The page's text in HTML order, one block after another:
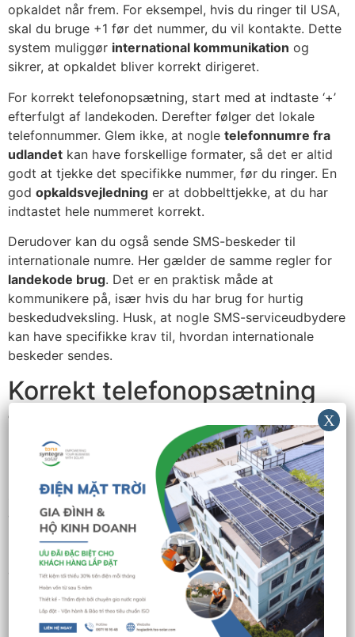
opkaldet når frem. For eksempel, hvis du ringer til USA,
skal du bruge +1 før det nummer, du vil kontakte. Dette
system muliggør international kommunikation og
sikrer, at opkaldet bliver korrekt dirigeret.
For korrekt telefonopsætning, start med at indtaste ‘+’
efterfulgt af landekoden. Derefter følger det lokale
telefonnummer. Glem ikke, at nogle telefonnumre fra
udlandet kan have forskellige formater, så det er altid
godt at tjekke det specifikke nummer, før du ringer. En
god opkaldsvejledning er at dobbelttjekke, at du har
indtastet hele nummeret korrekt.
Derudover kan du også sende SMS-beskeder til
internationale numre. Her gælder de samme regler for
landekode brug. Det er en praktisk måde at
kommunikere på, især hvis du har brug for hurtig
beskedudveksling. Husk, at nogle SMS-serviceudbydere
kan have specifikke krav til, hvordan internationale
beskeder sendes.
Korrekt telefonopsætning
for internationale opkald
Når du foretager telefonopkaldfra Danmark til
udlandet, er korrekt telefonopsætning afgørende for at
sikre, at dit opkald går igennem. Først og fremmest skal
du kende den relevante
landekodefor det land, du
ringer til. For eksempel, hvis du ringer til USA, skal du
bruge +1 før det lokale nummer. Dette er en essentiel
del afopkaldsvejledningen, da en forkert landekode
kan forhindre forbindelsen.
Derudover er det vigtigt at være opmærksom på, at